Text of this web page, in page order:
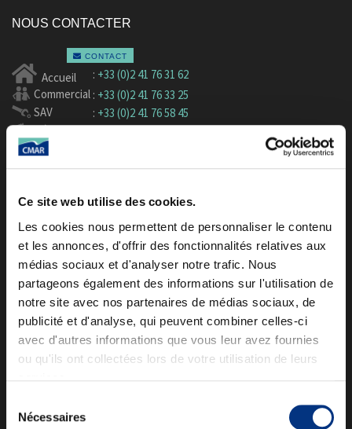
Ce site web utilise des cookies.
Les cookies nous permettent de personnaliser le contenu
et les annonces, d'offrir des fonctionnalités relatives aux
médias sociaux et d'analyser notre trafic. Nous
partageons également des informations sur l'utilisation de
notre site avec nos partenaires de médias sociaux, de
publicité et d'analyse, qui peuvent combiner celles-ci
avec d'autres informations que vous leur avez fournies
ou qu'ils ont collectées lors de votre utilisation de leurs
Nécessaires
NOUS CONTACTER
CONTACT
Accueil : +33 (0)2 41 76 31 62
Commercial : +33 (0)2 41 76 33 25
SAV
: +33 (0)2 41 76 58 45
Pièces
:+33 (0)2 41 76 38 40
49430 DURTAL - France
CMAR
CONSTRUCTION MECANIQUE
AUTOMATISME RIVARD
SAS au capital de 842 850 €
siret/tva : 33871443900027
NOS GAMMES
Laveuse Haute Pression
Decapeuse Eau Chaude
Mercedes-Benz Unimog